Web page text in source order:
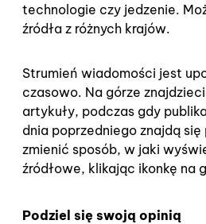
technologie czy jedzenie.
źródła z różnych krajów.
Strumień wiadomości jest
czasowo. Na górze
artykuły, podczas gdy
dnia poprzedniego znajdą
zmienić sposób, w jaki
źródłowe, klikając ikonkę na
Podziel się swoją opinią